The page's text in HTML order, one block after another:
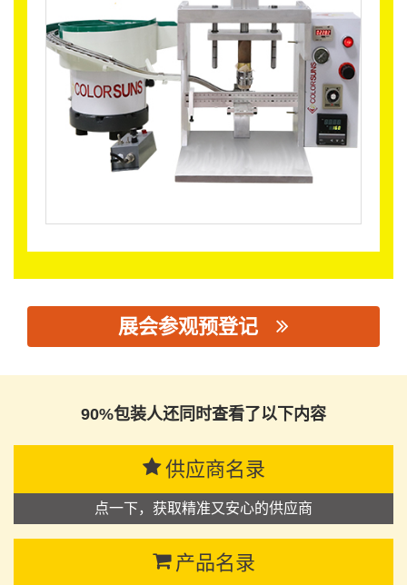
展会参观预登记
90%包装人还同时查看了以下内容
供应商名录
点一下，获取精准又安心的供应商
产品名录